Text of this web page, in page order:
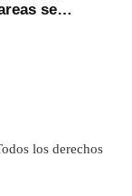
se
los derechos